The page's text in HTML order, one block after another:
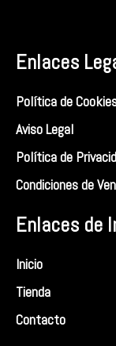
Enlaces
Política de
Aviso Legal
Política de
Condiciones de
Enlaces de
Inicio
Tienda
Contacto